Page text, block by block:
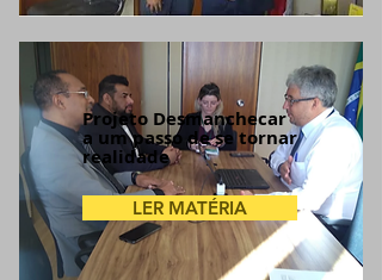
Projeto Desmanchecar
a um passo de se tornar
realidade
LER MATÉRIA